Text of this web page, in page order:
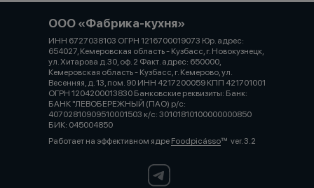
ООО «Фабрика-кухня»
ИНН 6727038103 ОГРН 1216700019073 Юр. адрес:
654027, Кемеровская область - Кузбасс, г. Новокузнецк,
ул. Хитарова д.30, оф. 2 Факт. адрес: 650000,
Кемеровская область - Кузбасс, г. Кемерово, ул.
Весенняя, д. 13, пом. 90 ИНН 4217200059 КПП 421701001
ОГРН 1204200013830 Банковские реквизиты: Банк:
БАНК "ЛЕВОБЕРЕЖНЫЙ (ПАО) р/с:
40702810909510001503 к/с: 30101810100000000850
БИК: 045004850
Работает на эффективном ядре Foodpicássover. 3.2